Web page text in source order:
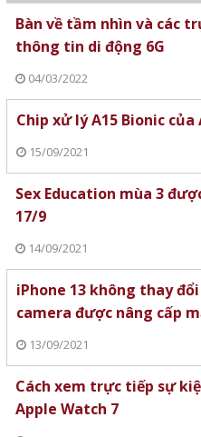
Bàn về tầm nhìn và các
thông tin di động 6G
04/03/2022
Chip xử lý A15 Bionic
15/09/2021
Sex Education mùa 3
17/9
14/09/2021
iPhone 13 không thay
camera được nâng cấp
13/09/2021
Cách xem trực tiếp sự
Apple Watch 7